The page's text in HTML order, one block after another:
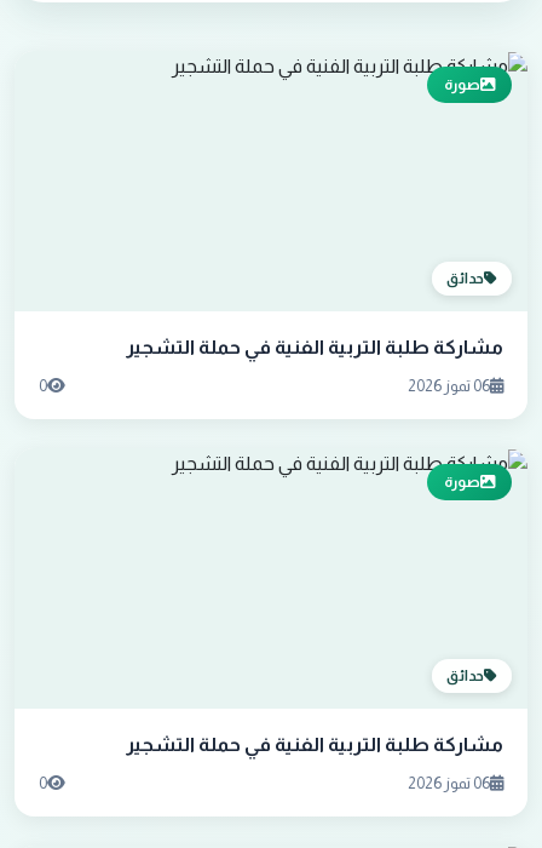
صورة
حدائق
مشاركة طلبة التربية الفنية في حملة التشجير
06 تموز 2026 0
صورة
حدائق
مشاركة طلبة التربية الفنية في حملة التشجير
06 تموز 2026 0